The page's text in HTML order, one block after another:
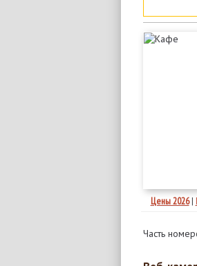
Цены 2026|
Часть